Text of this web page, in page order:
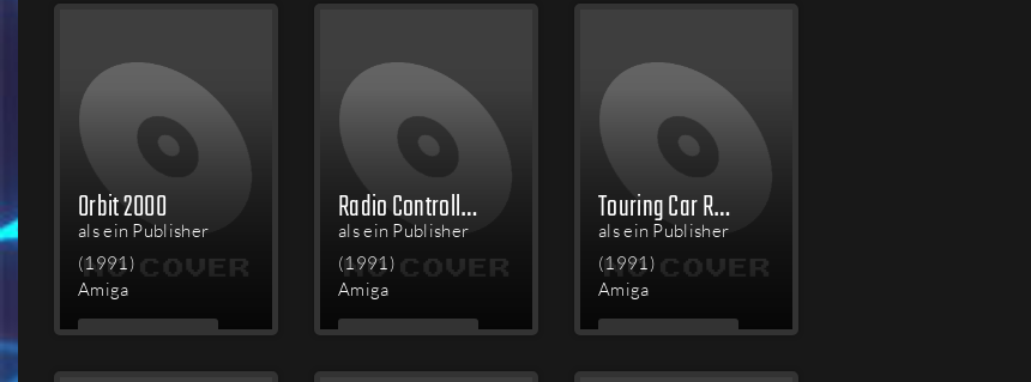
Orbit 2000
als ein Publisher
(1991)
Amiga
MEHR
Radio Controlled Racer
als ein Publisher
(1991)
Amiga
MEHR
Touring Car Racer
als ein Publisher
(1991)
Amiga
MEHR